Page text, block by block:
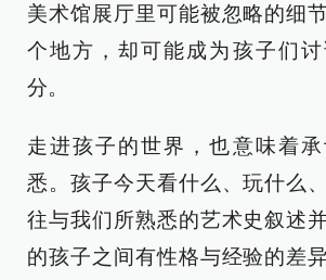
美术馆展厅里可能被忽略的细
个地方，却可能成为孩子们
分。
走进孩子的世界，也意味着
悉。孩子今天看什么、玩什么
往与我们所熟悉的艺术史叙述
的孩子之间有性格与经验的差